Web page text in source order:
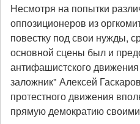
Несмотря на попытки
оппозиционеров из
повестку под свои нужды,
основной сцены был и
антифашистского
заложник" Алексей
протестного движения
прямую демократию